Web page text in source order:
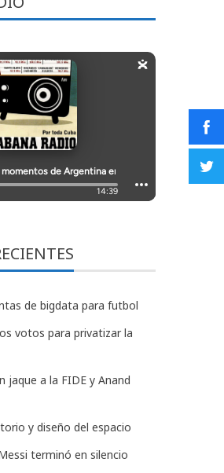
de bigdata para futbol
votos para privatizar la
jaque a la FIDE y Anand
y diseño del espacio
terminó en silencio